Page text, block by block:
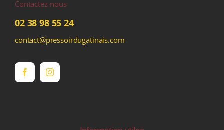
Contactez-nous
02 38 98 55 24
contact@pressoirdugatinais.com